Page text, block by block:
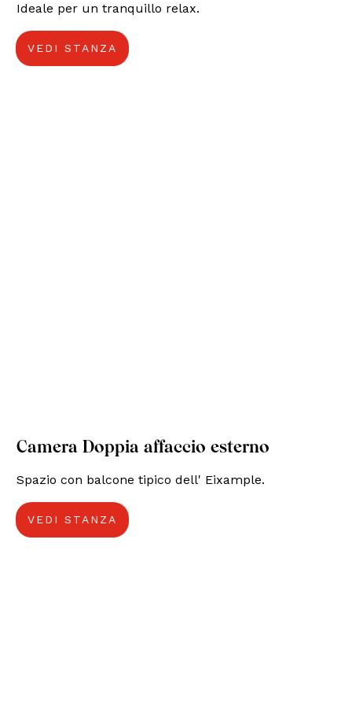
Ideale per un tranquillo relax.
VEDI STANZA
Camera Doppia affaccio esterno
Spazio con balcone tipico dell' Eixample.
VEDI STANZA